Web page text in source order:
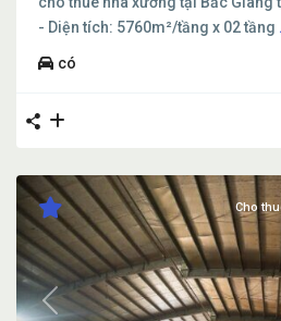
- Diện tích: 5760m²/tầng x 02 tầng
có
Previous
Cho